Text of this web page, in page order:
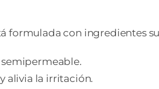
formulada con ingredientes
alivia la irritación.